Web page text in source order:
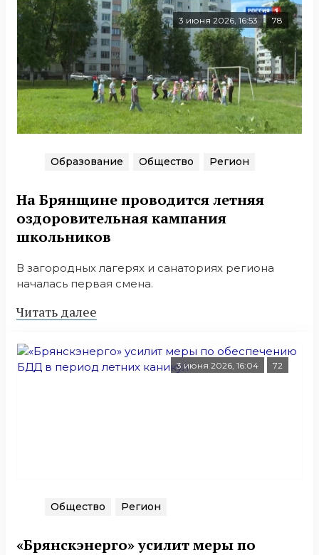
3 июня 2026, 16:53 78
Образование Общество Регион
На Брянщине проводится летняя
оздоровительная кампания
школьников
В загородных лагерях и санаториях региона
началась первая смена.
Читать далее
3 июня 2026, 16:04 72
Общество Регион
«Брянскэнерго» усилит меры по